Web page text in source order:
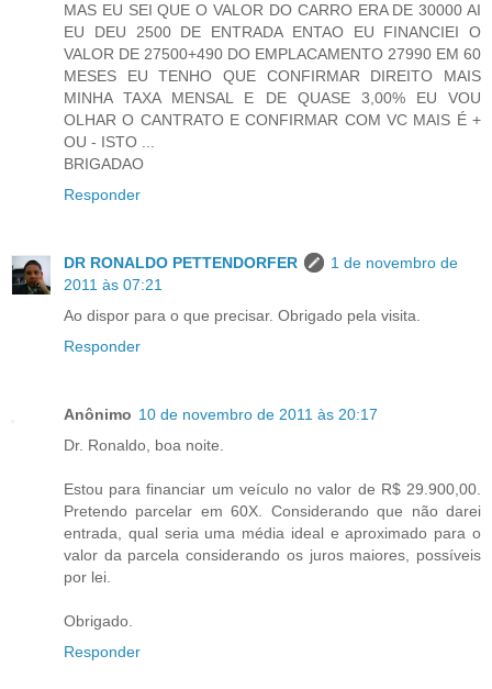
MAS EU SEI QUE O VALOR DO CARRO ERA DE 30000 AI
EU DEU 2500 DE ENTRADA ENTAO EU FINANCIEI O
VALOR DE 27500+490 DO EMPLACAMENTO 27990 EM 60
MESES EU TENHO QUE CONFIRMAR DIREITO MAIS
MINHA TAXA MENSAL E DE QUASE 3,00% EU VOU
OLHAR O CANTRATO E CONFIRMAR COM VC MAIS É +
OU - ISTO ...
BRIGADAO
Responder
DR RONALDO PETTENDORFER
1 de novembro de
2011 às 07:21
Ao dispor para o que precisar. Obrigado pela visita.
Responder
Anônimo 10 de novembro de 2011 às 20:17
Dr. Ronaldo, boa noite.
Estou para financiar um veículo no valor de R$ 29.900,00.
Pretendo parcelar em 60X. Considerando que não darei
entrada, qual seria uma média ideal e aproximado para o
valor da parcela considerando os juros maiores, possíveis
por lei.
Obrigado.
Responder